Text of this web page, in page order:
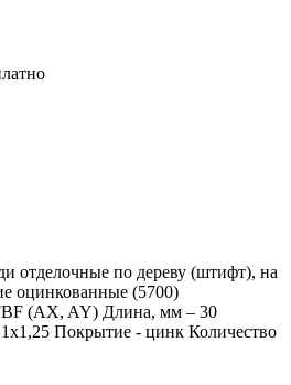
отделочные по дереву (штифт), на
оцинкованные (5700)
(AX, AY) Длина, мм – 30
Покрытие - цинк Количество